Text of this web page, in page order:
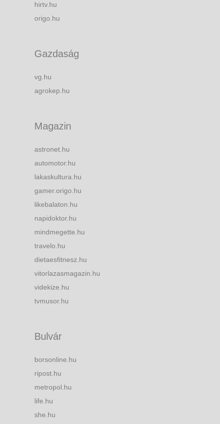
hirtv.hu
origo.hu
Gazdaság
vg.hu
agrokep.hu
Magazin
astronet.hu
automotor.hu
lakaskultura.hu
gamer.origo.hu
likebalaton.hu
napidoktor.hu
mindmegette.hu
travelo.hu
dietaesfitnesz.hu
vitorlazasmagazin.hu
videkize.hu
tvmusor.hu
Bulvár
borsonline.hu
ripost.hu
metropol.hu
life.hu
she.hu